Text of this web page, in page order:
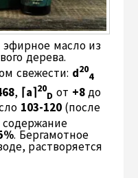
масло из
дерева.
свежести: d20
4
, ⌈a⌉20
D от +8до
103-120(после
содержание
. Бергамотное
растворяется